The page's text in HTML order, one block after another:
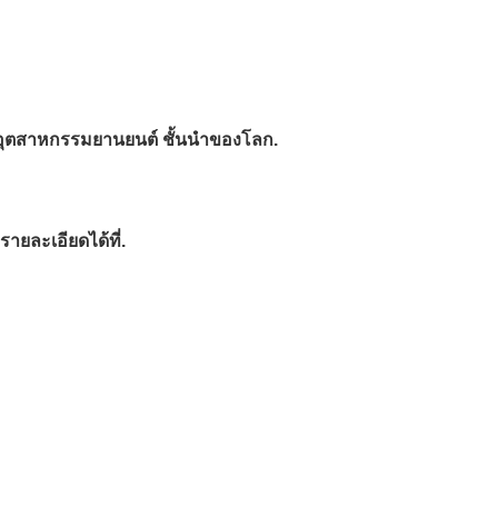
ตสาหกรรมยานยนต์ ชั้นนำของโลก.
ยละเอียดได้ที่.